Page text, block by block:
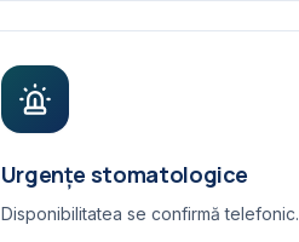
Urgențe stomatologice
Disponibilitatea se confirmă telefonic.